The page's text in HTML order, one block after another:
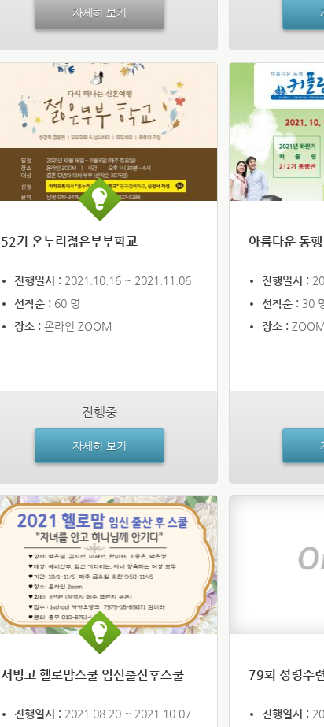
자세히 보기
52기 온누리젊은부부학교
진행일시 : 2021.10.16 ~ 2021.11.06
선착순 : 60 명
장소 : 온라인 ZOOM
진행중
자세히 보기
아름다운 동
진행일시 :
선착순 : 30
장소 :
서빙고 헬로맘스쿨 임신출산후스쿨
진행일시 : 2021.08.20 ~ 2021.10.07
79회 성령수
진행일시 :